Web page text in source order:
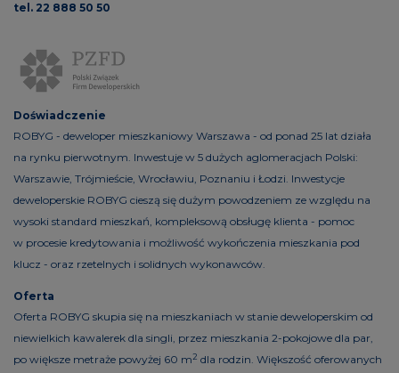
tel. 22 888 50 50
Doświadczenie
ROBYG - deweloper mieszkaniowy Warszawa - od ponad 25 lat działa
na rynku pierwotnym. Inwestuje w 5 dużych aglomeracjach Polski:
Warszawie, Trójmieście, Wrocławiu, Poznaniu i Łodzi. Inwestycje
deweloperskie ROBYG cieszą się dużym powodzeniem ze względu na
wysoki standard mieszkań, kompleksową obsługę klienta - pomoc
w procesie kredytowania i możliwość wykończenia mieszkania pod
klucz - oraz rzetelnych i solidnych wykonawców.
Oferta
Oferta ROBYG skupia się na mieszkaniach w stanie deweloperskim od
niewielkich kawalerek dla singli, przez mieszkania 2-pokojowe dla par,
po większe metraże powyżej 60 m2 dla rodzin. Większość oferowanych